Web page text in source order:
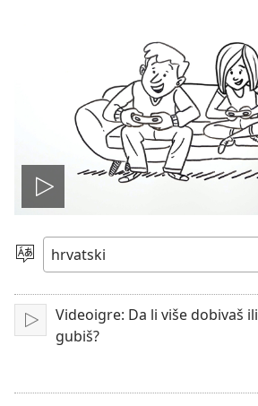
Pokreni
video
Jezik
Pokreni
Videoigre: Da li više dobivaš ili
gubiš?